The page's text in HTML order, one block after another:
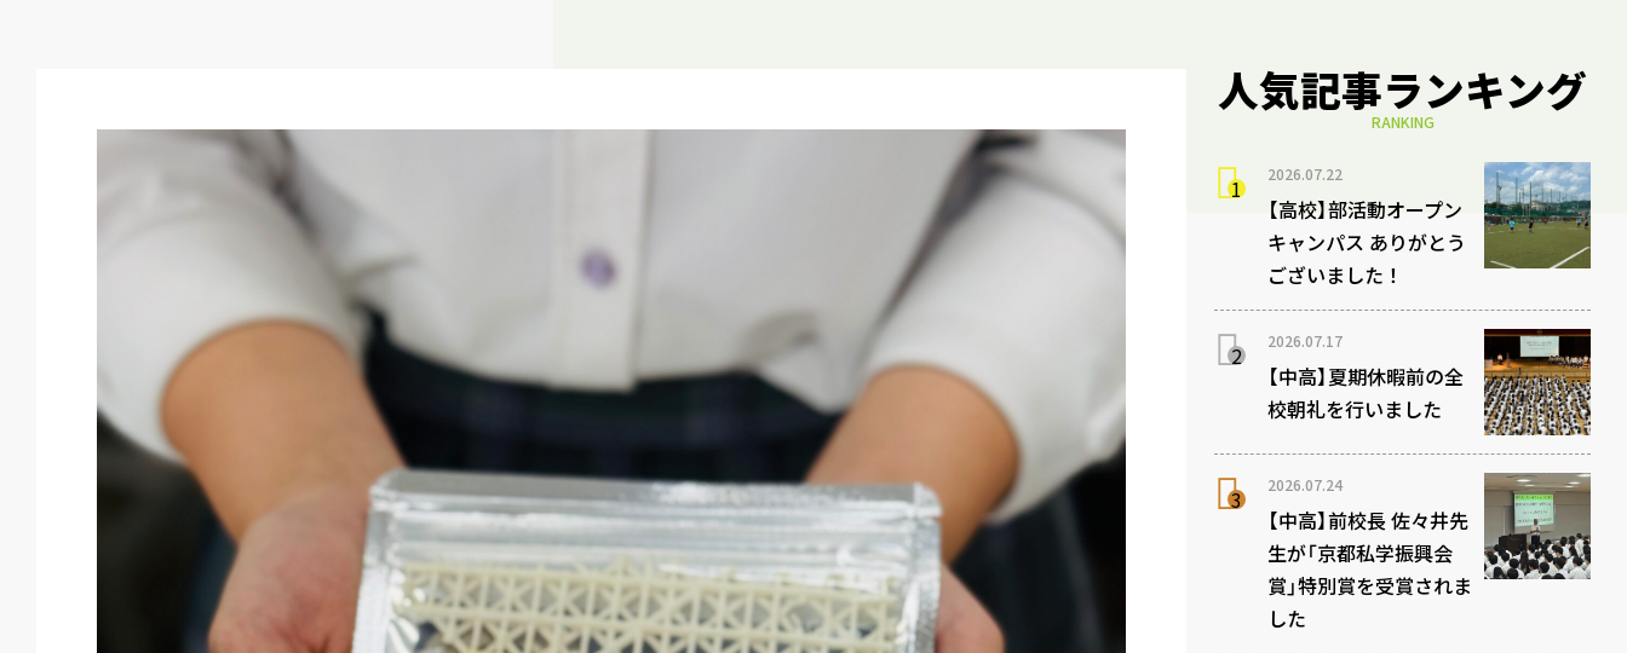
人気記事ランキング
RANKING
2026.07.22
【高校】部活動オープン
キャンパス ありがとう
ございました！
2026.07.17
【中高】夏期休暇前の全
校朝礼を行いました
2026.07.24
【中高】前校長 佐々井先
生が「京都私学振興会
賞」特別賞を受賞されま
した